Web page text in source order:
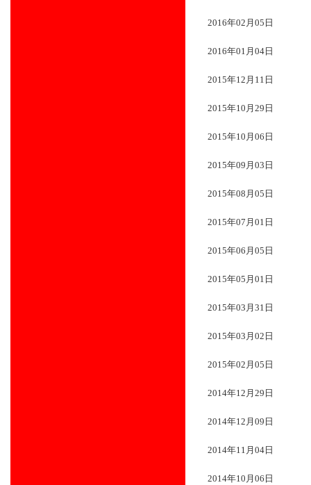
2016年02月05日
2016年01月04日
2015年12月11日
2015年10月29日
2015年10月06日
2015年09月03日
2015年08月05日
2015年07月01日
2015年06月05日
2015年05月01日
2015年03月31日
2015年03月02日
2015年02月05日
2014年12月29日
2014年12月09日
2014年11月04日
2014年10月06日